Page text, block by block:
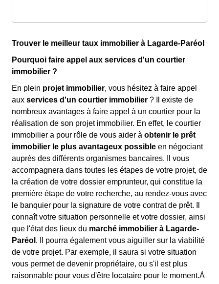
Trouver le meilleur taux immobilier à Lagarde-Paréol
Pourquoi faire appel aux services d'un courtier
immobilier ?
En plein projet immobilier, vous hésitez à faire appel
aux services d'un courtier immobilier ? Il existe de
nombreux avantages à faire appel à un courtier pour la
réalisation de son projet immobilier. En effet, le courtier
immobilier a pour rôle de vous aider à obtenir le prêt
immobilier le plus avantageux possible en négociant
auprès des différents organismes bancaires. Il vous
accompagnera dans toutes les étapes de votre projet, de
la création de votre dossier emprunteur, qui constitue la
première étape de votre recherche, au rendez-vous avec
le banquier pour la signature de votre contrat de prêt. Il
connaît votre situation personnelle et votre dossier, ainsi
que l'état des lieux du marché immobilier à Lagarde-
Paréol . Il pourra également vous aiguiller sur la viabilité
de votre projet. Par exemple, il saura si votre situation
vous permet de devenir propriétaire, ou s'il est plus
raisonnable pour vous d'être locataire pour le moment.À